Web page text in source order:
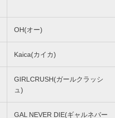
OH(オー)
Kaica(カイカ)
GIRLCRUSH(ガールクラッシ
ュ)
GAL NEVER DIE(ギャルネバー